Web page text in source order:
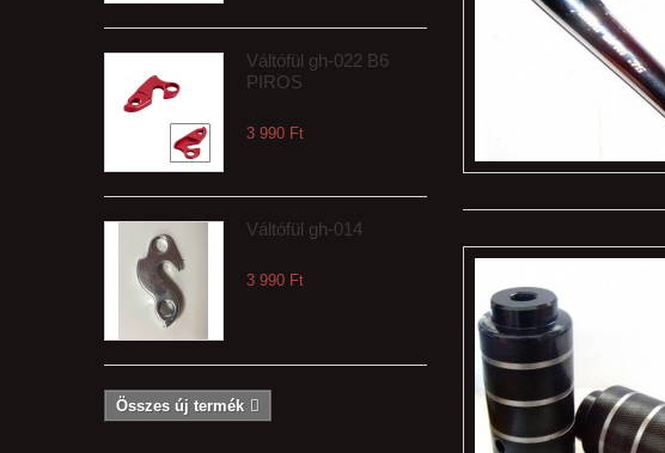
Váltófül gh-022 B6
PIROS
3 990 Ft‎
Váltófül gh-014
3 990 Ft‎
Összes új termék